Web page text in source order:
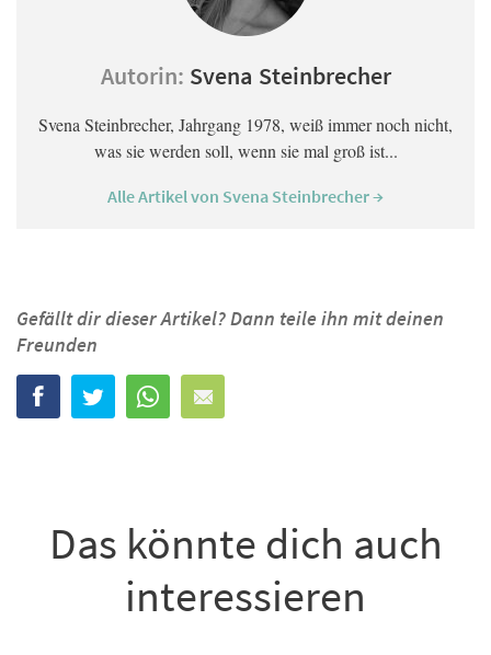
Autorin: Svena Steinbrecher
Svena Steinbrecher, Jahrgang 1978, weiß immer noch nicht,
was sie werden soll, wenn sie mal groß ist...
Alle Artikel von Svena Steinbrecher →
Gefällt dir dieser Artikel? Dann teile ihn mit deinen
Freunden
Das könnte dich auch
interessieren